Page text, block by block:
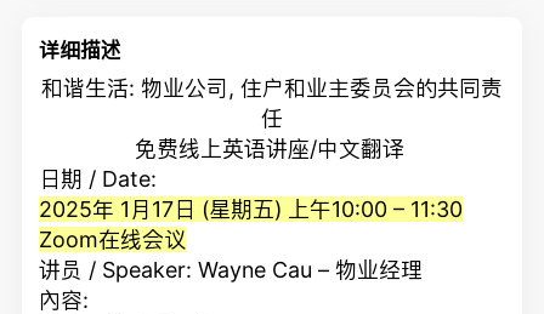
详细描述
和谐生活: 物业公司, 住户和业主委员会的共同责
任
免费线上英语讲座/中文翻译
日期 / Date:
2025年 1月17日 (星期五) 上午10:00 – 11:30
Zoom在线会议
讲员 / Speaker: Wayne Cau – 物业经理
內容: